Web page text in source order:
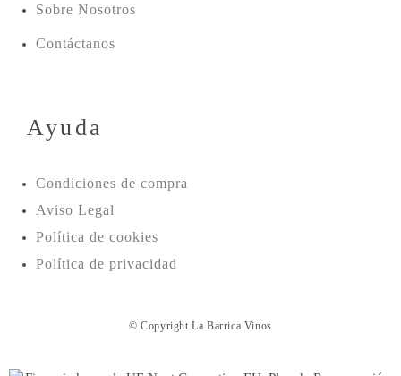
Sobre Nosotros
Contáctanos
Ayuda
Condiciones de compra
Aviso Legal
Política de cookies
Política de privacidad
© Copyright La Barrica Vinos